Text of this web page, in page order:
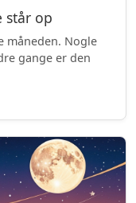
står op
måneden. Nogle
gange er den